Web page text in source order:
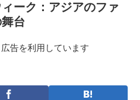
ーク：アジアのファ
台
告を利用しています